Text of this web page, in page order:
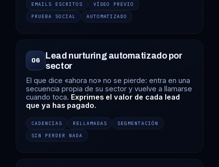
EMAILS ESCRITOS
VÍDEO PREVIO
PRUEBA SOCIAL
AUTOMATIZADO
06
Lead nurturing automatizado por
sector
El que dice «ahora no» no se pierde: entra en una
secuencia propia de su sector y vuelve a llamarse
cuando toca. Exprimes el valor de cada lead
que ya has pagado.
CADENCIAS RELLAMADAS
SEGMENTACIÓN
SIN PERDER NADA